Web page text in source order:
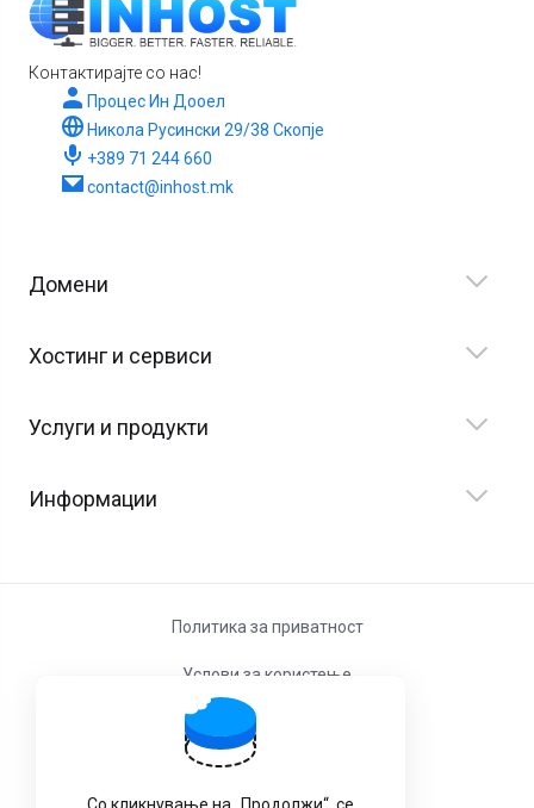
Контактирајте со нас!
Процес Ин Дооел
Никола Русински 29/38 Скопје
+389 71 244 660
contact@inhost.mk
Домени
Хостинг и сервиси
Услуги и продукти
Информации
Политика за приватност
Услови за користење